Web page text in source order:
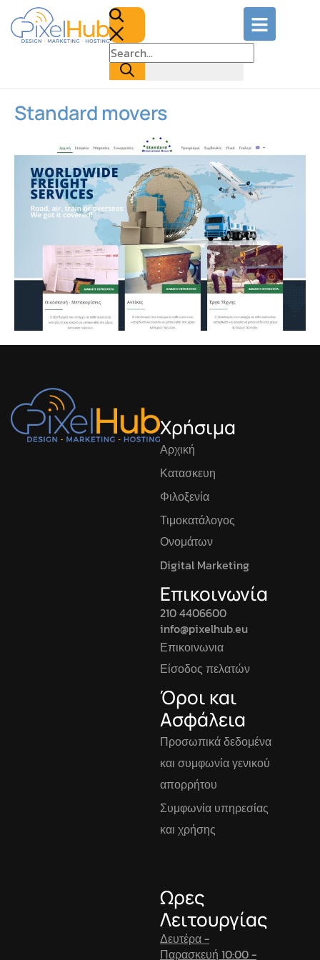
Standard movers
Χρήσιμα
Αρχική
Κατασκευη
Φιλοξενία
Τιμοκατάλογος
Ονομάτων
Digital Marketing
Επικοινωνία
210 4406600
info@pixelhub.eu
Επικοινωνια
Είσοδος πελατών
Όροι και
Ασφάλεια
Προσωπικά δεδομένα
και συμφωνία γενικού
απορρήτου
Συμφωνία υπηρεσίας
και χρήσης
Ωρες
Λειτουργίας
Δευτέρα -
Παρασκευή 10:00 -